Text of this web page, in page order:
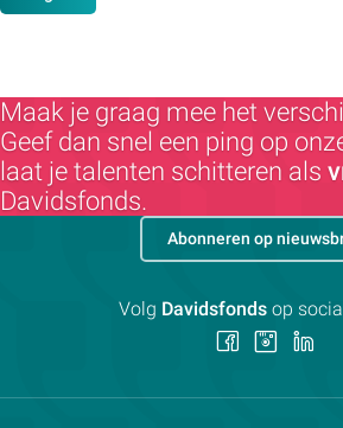
Maak je graag mee het
Geef dan snel een ping op
laat je talenten schitteren als
Davidsfonds.
Abonneren op
Volg Davidsfondsop
Volg Volg